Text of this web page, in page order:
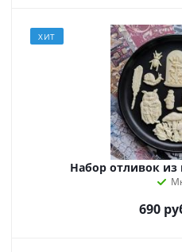
ХИТ
Набор отливок из
690